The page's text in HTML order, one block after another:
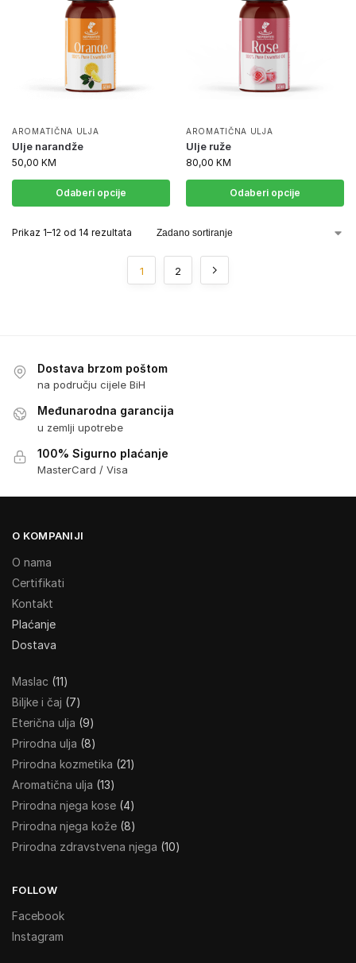
AROMATIČNA ULJA
Ulje narandže
50,00 KM
Odaberi opcije
AROMATIČNA ULJA
Ulje ruže
80,00 KM
Odaberi opcije
Prikaz 1–12 od 14 rezultata
1 2
Dostava brzom poštom
na području cijele BiH
Međunarodna garancija
u zemlji upotrebe
100% Sigurno plaćanje
MasterCard / Visa
O KOMPANIJI
O nama
Certifikati
Kontakt
Plaćanje
Dostava
Maslac 11
Biljke i čaj
7
Eterična ulja 9
Prirodna ulja 8
Prirodna kozmetika
21
Aromatična ulja 13
Prirodna njega kose 4
Prirodna njega kože 8
Prirodna zdravstvena njega 10
FOLLOW
Facebook
Instagram